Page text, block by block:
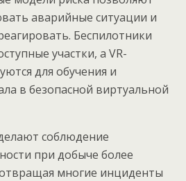
аварийные ситуации и
Беспилотники
участки, а VR-
для обучения и
в безопасной виртуальной
соблюдение
при добыче более
многие инциденты